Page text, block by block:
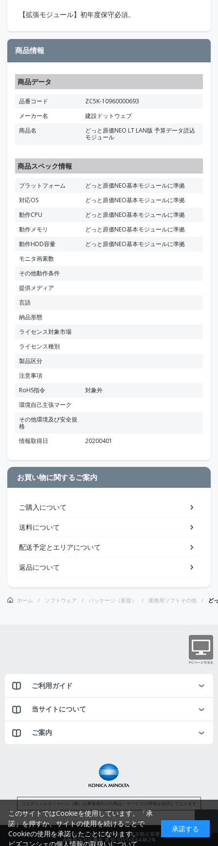
【拡張モジュール】初年度保守必須。
商品情報
商品データ
品番コード
ZC5K-10960000693
メーカー名
建設ドットウェブ
商品名
どっと原価NEO LT LAN版 予算データ読込
モジュール
商品スペック情報
プラットフォーム
どっと原価NEO基本モジュールに準拠
対応OS
どっと原価NEO基本モジュールに準拠
動作CPU
どっと原価NEO基本モジュールに準拠
動作メモリ
どっと原価NEO基本モジュールに準拠
動作HDD容量
どっと原価NEO基本モジュールに準拠
モニタ画素数
その他動作条件
提供メディア
言語
納品形態
ライセンス対象市場
ライセンス種別
製品区分
注意事項
RoHS指令
対象外
環境自己主張マーク
その他環境及び安全規
格
情報取得日
20200401
お買い物に関するご案内
ご購入について
送料について
配送予定とエリアについて
返品について
ホーム ソフトウェア パッケージ（新規） 業務用ソフトその他 ど
ご利用ガイド
当サイトについて
ご案内
コニカミノルタジャパン（株）は事業者向けの商品・サービスの情報を提供しております
コニカミノルタジャパン株式会社／東京都公安委員会
古物商許可証番号 第3010916054482号
このサイトではCookieを使用しています。「承
諾」を押すか、サイトの使用を続けることで
Cookieの使用を承諾したことになります。
ビズコンシェの個人情報の取扱いについて
承諾する